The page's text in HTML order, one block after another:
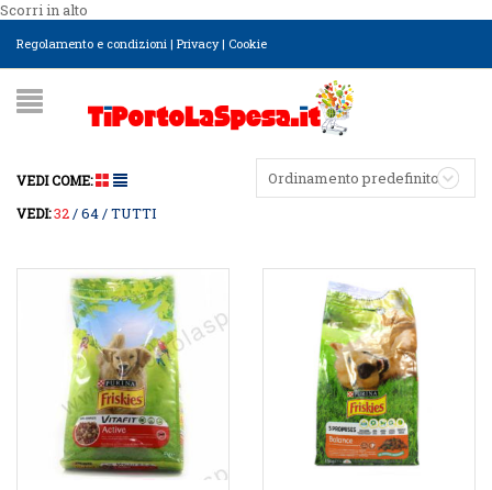
Scorri in alto
Regolamento e condizioni | Privacy| Cookie
Ordinamento predefinito
VEDI COME:
VEDI:32 64 TUTTI